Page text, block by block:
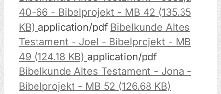
40-66 - Bibelprojekt - MB 42 (135.35
KB) application/pdf Bibelkunde Altes
Testament - Joel - Bibelprojekt - MB
49 (124.18 KB) application/pdf
Bibelkunde Altes Testament - Jona -
Bibelprojekt - MB 52 (126.68 KB)